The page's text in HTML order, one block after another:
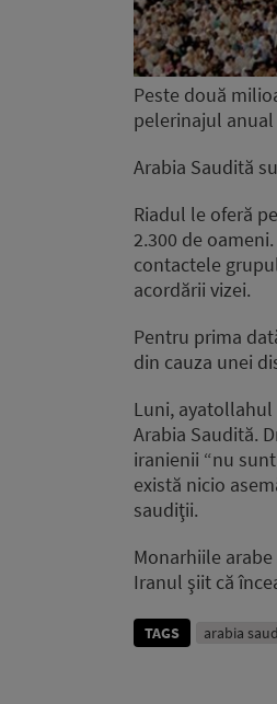
Peste două
pelerinajul anual
Arabia Saudită
Riadul le oferă
2.300 de
contactele
acordării vizei.
Pentru prima
din cauza unei
Luni,
Arabia Saudită.
iranienii “nu
există nicio
saudiţii.
Monarhiile
Iranul şiit că
TAGS arabia